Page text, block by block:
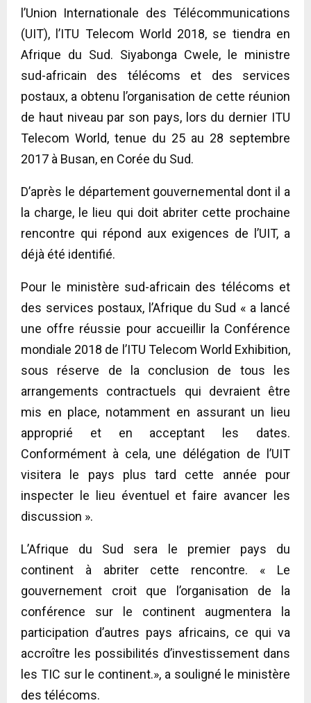
l’Union Internationale des Télécommunications
(UIT), l’ITU Telecom World 2018, se tiendra en
Afrique du Sud. Siyabonga Cwele, le ministre
sud-africain des télécoms et des services
postaux, a obtenu l’organisation de cette réunion
de haut niveau par son pays, lors du dernier ITU
Telecom World, tenue du 25 au 28 septembre
2017 à Busan, en Corée du Sud.
D’après le département gouvernemental dont il a
la charge, le lieu qui doit abriter cette prochaine
rencontre qui répond aux exigences de l’UIT, a
déjà été identifié.
Pour le ministère sud-africain des télécoms et
des services postaux, l’Afrique du Sud « a lancé
une offre réussie pour accueillir la Conférence
mondiale 2018 de l’ITU Telecom World Exhibition,
sous réserve de la conclusion de tous les
arrangements contractuels qui devraient être
mis en place, notamment en assurant un lieu
approprié et en acceptant les dates.
Conformément à cela, une délégation de l’UIT
visitera le pays plus tard cette année pour
inspecter le lieu éventuel et faire avancer les
discussion ».
L’Afrique du Sud sera le premier pays du
continent à abriter cette rencontre. « Le
gouvernement croit que l’organisation de la
conférence sur le continent augmentera la
participation d’autres pays africains, ce qui va
accroître les possibilités d’investissement dans
les TIC sur le continent.», a souligné le ministère
des télécoms.